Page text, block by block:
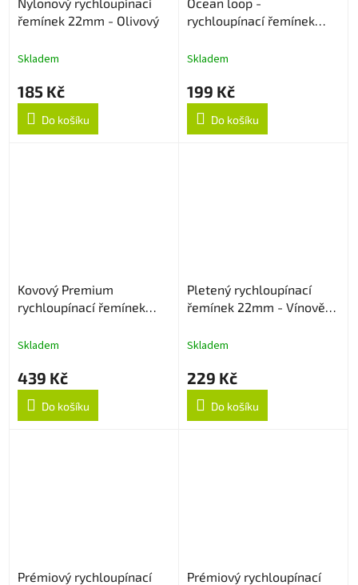
řemínek 22mm - Olivový
Skladem
185 Kč
Do košíku
rychloupínací řemínek
Skladem
199 Kč
Do košíku
Kovový Premium
rychloupínací řemínek
Skladem
439 Kč
Do košíku
Pletený rychloupínací
řemínek 22mm - Vínově
Skladem
229 Kč
Do košíku
Prémiový rychloupínací
Prémiový rychloupínací